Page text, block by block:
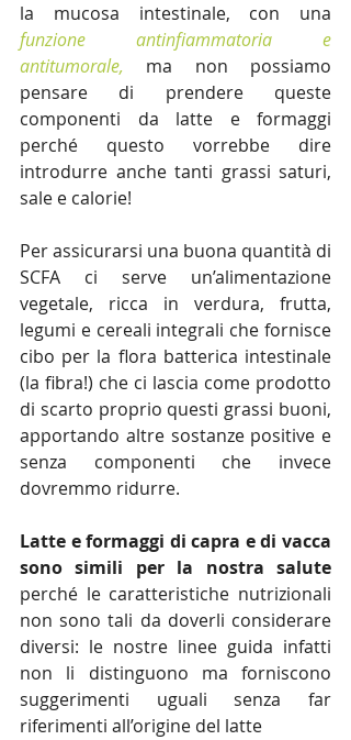
funzione antinfiammatoria e
antitumorale, ma non possiamo
pensare di prendere queste
componenti da latte e formaggi
perché questo vorrebbe dire
introdurre anche tanti grassi saturi,
sale e calorie!
Per assicurarsi una buona quantità di
SCFA ci serve un’alimentazione
vegetale, ricca in verdura, frutta,
legumi e cereali integrali che fornisce
cibo per la flora batterica intestinale
(la fibra!) che ci lascia come prodotto
di scarto proprio questi grassi buoni,
apportando altre sostanze positive e
senza componenti che invece
dovremmo ridurre.
Latte e formaggi di capra e di vacca
sono simili per la nostra salute
perché le caratteristiche nutrizionali
non sono tali da doverli considerare
diversi: le nostre linee guida infatti
non li distinguono ma forniscono
suggerimenti uguali senza far
riferimenti all’origine del latte